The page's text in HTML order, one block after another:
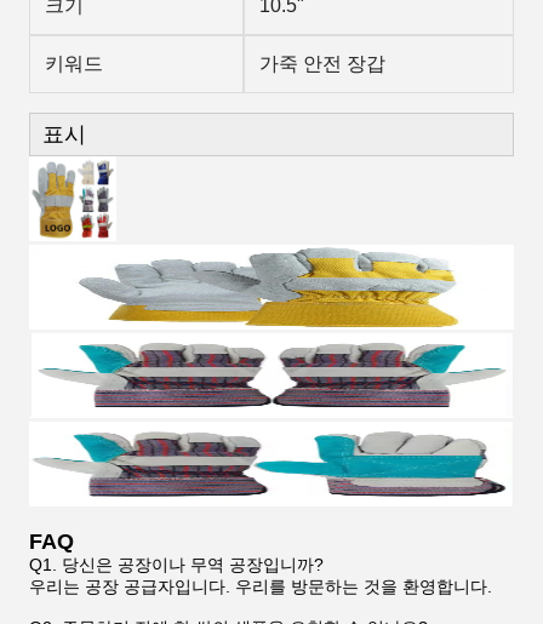
크기 10.5"
키워드 가죽 안전 장갑
표시
FAQ
Q1. 당신은 공장이나 무역 공장입니까?
우리는 공장 공급자입니다. 우리를 방문하는 것을 환영합니다.